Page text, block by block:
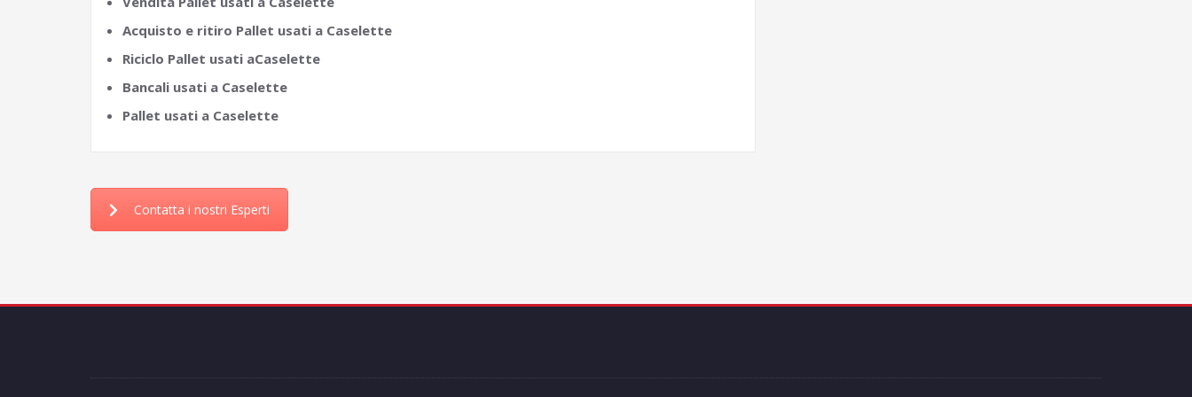
Acquisto e ritiro Pallet usati a Caselette
Riciclo Pallet usati aCaselette
Bancali usati a Caselette
Pallet usati a Caselette
Contatta i nostri Esperti